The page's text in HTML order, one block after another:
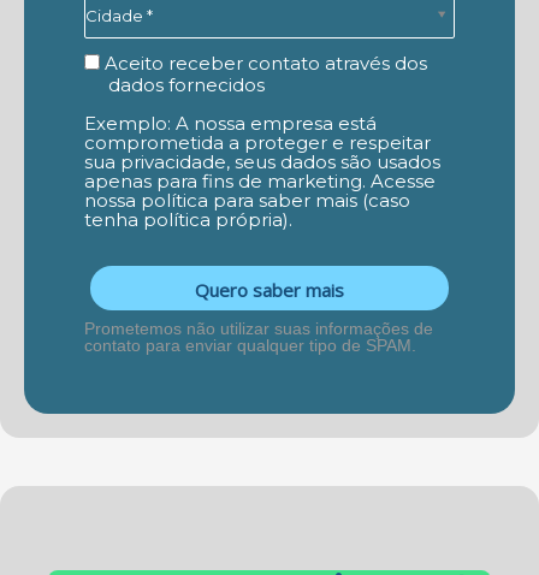
Cidade *
Aceito receber contato através dos
dados fornecidos
Exemplo: A nossa empresa está
comprometida a proteger e respeitar
sua privacidade, seus dados são usados
apenas para fins de marketing. Acesse
nossa política para saber mais (caso
tenha política própria).
Quero saber mais
Prometemos não utilizar suas informações de
contato para enviar qualquer tipo de SPAM.